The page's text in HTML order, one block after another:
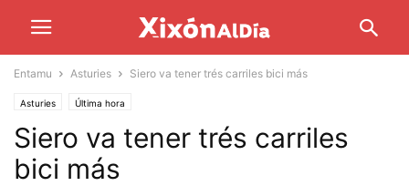
Entamu Asturies Siero va tener trés carriles bici más
Asturies Última hora
Siero va tener trés carriles
bici más